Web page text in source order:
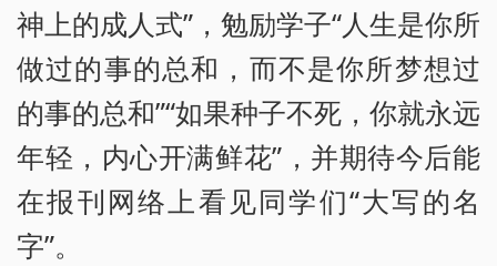
神上的成人式”，勉励学子“人生是你所
做过的事的总和，而不是你所梦想过
的事的总和”“如果种子不死，你就永远
年轻，内心开满鲜花”，并期待今后能
在报刊网络上看见同学们“大写的名
字”。